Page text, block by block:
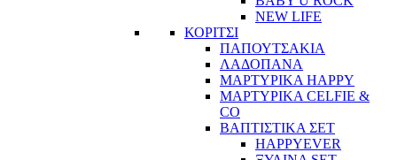
NEW LIFE
ΚΟΡΙΤΣΙ
ΠΑΠΟΥΤΣΑΚΙΑ
ΛΑΔΟΠΑΝΑ
ΜΑΡΤΥΡΙΚΑ HAPPY
ΜΑΡΤΥΡΙΚΑ CELFIE &
CO
ΒΑΠΤΙΣΤΙΚΑ ΣΕΤ
HAPPYEVER